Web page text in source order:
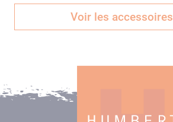
Voir les accessoires